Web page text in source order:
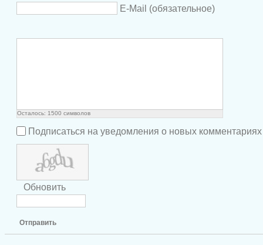
E-Mail (обязательное)
Осталось: 1500 символов
Подписаться на уведомления о новых комментариях
Обновить
Отправить